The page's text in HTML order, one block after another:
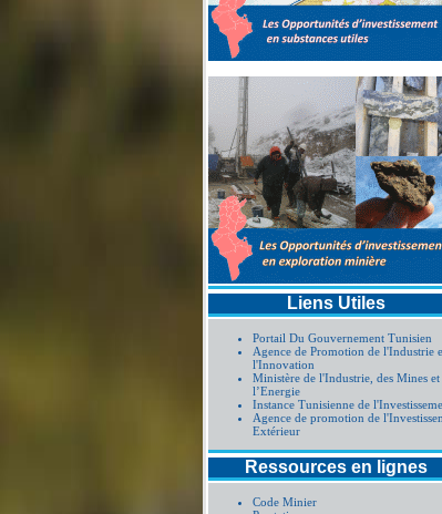
Liens Utiles
Portail Du Gouvernement Tunisien
Agence de Promotion de l'Industrie
l'Innovation
Ministère de l'Industrie, des Mines et
l’Energie
Instance Tunisienne de
Agence de promotion de
Extérieur
Ressources en lignes
Code Minier